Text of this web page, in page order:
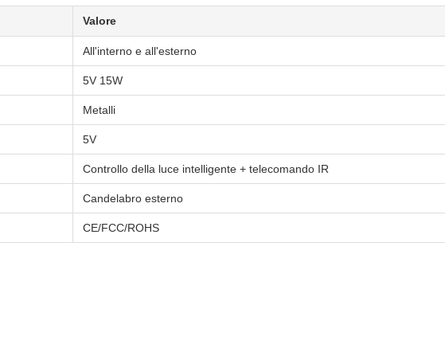
Valore
All'interno e all'esterno
5V 15W
Metalli
5V
Controllo della luce intelligente + telecomando IR
Candelabro esterno
CE/FCC/ROHS